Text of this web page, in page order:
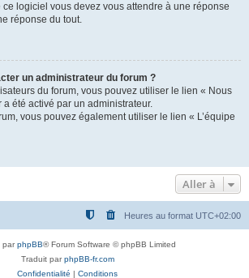
ce logiciel vous devez vous attendre à une réponse
réponse du tout.
un administrateur du forum ?
du forum, vous pouvez utiliser le lien « Nous
été activé par un administrateur.
vous pouvez également utiliser le lien « L’équipe
Aller à
Heures au format UTC+02:00
parphpBB® Forum Software © phpBB Limited
Traduit parphpBB-fr.com
Confidentialité | Conditions